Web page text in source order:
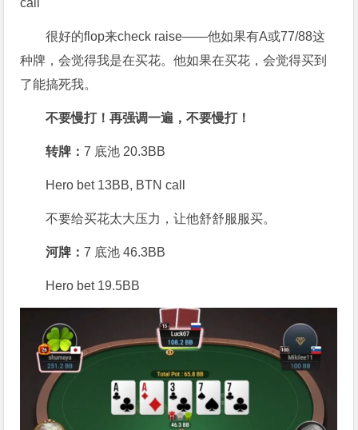
call
很好的flop来check raise——他如果有A或77/88这
种牌，会觉得我是在买花。他如果在买花，会觉得买到
了能搞死我。
不要慢打！再强调一遍，不要慢打！
转牌：7 底池 20.3BB
Hero bet 13BB, BTN call
不要给买花太大压力，让他舒舒服服买。
河牌：7 底池 46.3BB
Hero bet 19.5BB